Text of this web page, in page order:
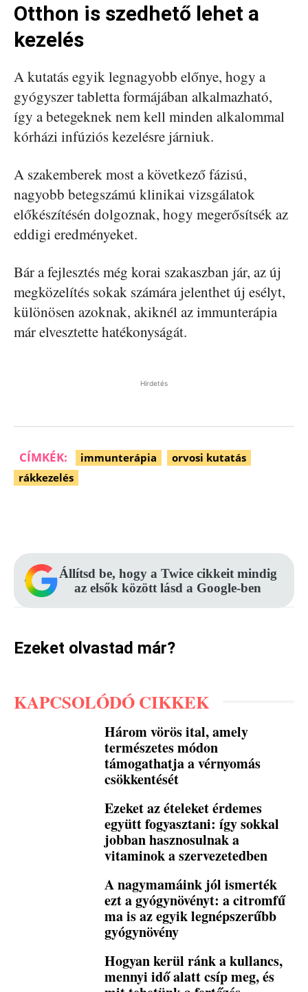
Otthon is szedhető lehet a
kezelés
A kutatás egyik legnagyobb előnye, hogy a
gyógyszer tabletta formájában alkalmazható,
így a betegeknek nem kell minden alkalommal
kórházi infúziós kezelésre járniuk.
A szakemberek most a következő fázisú,
nagyobb betegszámú klinikai vizsgálatok
előkészítésén dolgoznak, hogy megerősítsék az
eddigi eredményeket.
Bár a fejlesztés még korai szakaszban jár, az új
megközelítés sokak számára jelenthet új esélyt,
különösen azoknak, akiknél az immunterápia
már elvesztette hatékonyságát.
Hirdetés
CÍMKÉK: immunterápia
orvosi kutatás
rákkezelés
Állítsd be, hogy a Twice cikkeit mindig
az elsők között lásd a Google-ben
Ezeket olvastad már?
KAPCSOLÓDÓ CIKKEK
Három vörös ital, amely
természetes módon
támogathatja a vérnyomás
csökkentését
Ezeket az ételeket érdemes
együtt fogyasztani: így sokkal
jobban hasznosulnak a
vitaminok a szervezetedben
A nagymamáink jól ismerték
ezt a gyógynövényt: a citromfű
ma is az egyik legnépszerűbb
gyógynövény
Hogyan kerül ránk a kullancs,
mennyi idő alatt csíp meg, és